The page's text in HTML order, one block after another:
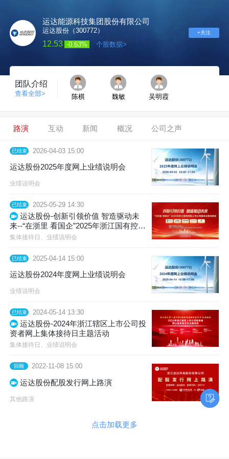
运达能源科技集团股份有限公司
运达股份（300772）
12.53 -0.63% 个股数据>
+关注
团队介绍
查看全部> 陈棋 魏敏 吴明霞
路演 互动 新闻 概况 公司之声
已结束 2026-04-03 15:00
运达股份2025年度网上业绩说明会
业绩说明会
已结束 2025-05-29 14:30
运达股份-创新引领价值 智造驱动未
来--“在浙里 看国企”2025年浙江国有控股
上市公司集体业绩说明会
集体接待日、业绩说明会
已结束 2025-04-14 15:00
运达股份2024年度网上业绩说明会
业绩说明会
已结束 2024-05-14 13:30
运达股份-2024年浙江辖区上市公司投
资者网上集体接待日主题活动
集体接待日、业绩说明会
回顾 2022-11-08 15:00
运达股份配股发行网上路演
其他路演
点击加载更多